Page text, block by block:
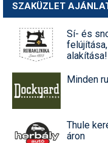
SZAKÜZLET
Sí- és
alakítása!
Minden
Thule
áron